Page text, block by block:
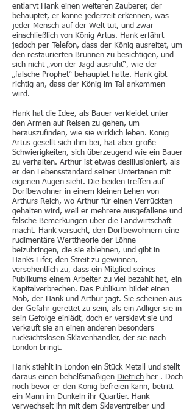
entlarvt Hank einen weiteren Zauberer, der
behauptet, er könne jederzeit erkennen, was
jeder Mensch auf der Welt tut, und zwar
einschließlich von König Artus. Hank erfährt
jedoch per Telefon, dass der König ausreitet, um
den restaurierten Brunnen zu besichtigen, und
sich nicht „von der Jagd ausruht“, wie der
„falsche Prophet“ behauptet hatte. Hank gibt
richtig an, dass der König im Tal ankommen
wird.
Hank hat die Idee, als Bauer verkleidet unter
den Armen auf Reisen zu gehen, um
herauszufinden, wie sie wirklich leben. König
Artus gesellt sich ihm bei, hat aber große
Schwierigkeiten, sich überzeugend wie ein Bauer
zu verhalten. Arthur ist etwas desillusioniert, als
er den Lebensstandard seiner Untertanen mit
eigenen Augen sieht. Die beiden treffen auf
Dorfbewohner in einem kleinen Lehen von
Arthurs Reich, wo Arthur für einen Verrückten
gehalten wird, weil er mehrere ausgefallene und
falsche Bemerkungen über die Landwirtschaft
macht. Hank versucht, den Dorfbewohnern eine
rudimentäre Werttheorie der Löhne
beizubringen, die sie ablehnen, und gibt in
Hanks Eifer, den Streit zu gewinnen,
versehentlich zu, dass ein Mitglied seines
Publikums einem Arbeiter zu viel bezahlt hat, ein
Kapitalverbrechen. Das Publikum bildet einen
Mob, der Hank und Arthur jagt. Sie scheinen aus
der Gefahr gerettet zu sein, als ein Adliger sie in
sein Gefolge einlädt, doch er versklavt sie und
verkauft sie an einen anderen besonders
rücksichtslosen Sklavenhändler, der sie nach
London bringt.
Hank stiehlt in London ein Stück Metall und stellt
daraus einen behelfsmäßigen Dietrich her . Doch
noch bevor er den König befreien kann, betritt
ein Mann im Dunkeln ihr Quartier. Hank
verwechselt ihn mit dem Sklaventreiber und